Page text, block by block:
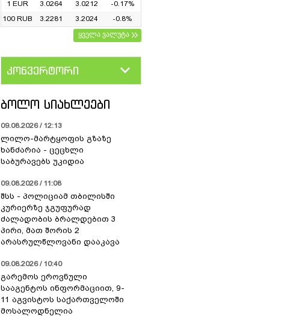
1 EUR
3.0264 3.0212
-0.17%
100 RUB
3.2281 3.2024
-0.8%
ყველა ვალუტა
კონვერტორი
ᲑᲝᲚᲝ ᲡᲘᲐᲮᲚᲔᲔᲑᲘ
09.08.2026 / 12:13
ლილო-მარტყოფის გზაზე
ხანძარია - ცეცხლი
საბურავებს უკიდია
09.08.2026 / 11:08
შსს - პოლიციამ თბილისში
კურიერზე ჯგუფურად
ძალადობის ბრალდებით 3
პირი, მათ შორის 2
არასრულწლოვანი დააკავა
09.08.2026 / 10:40
გარემოს ეროვნული
სააგენტოს ინფორმაციით, 9-
11 აგვისტოს საქართველოში
მოსალოდნელია